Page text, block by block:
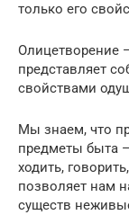
только его
Олицетворение
представляет
свойствами
Мы знаем, что
предметы быта
ходить,
позволяет нам
существ